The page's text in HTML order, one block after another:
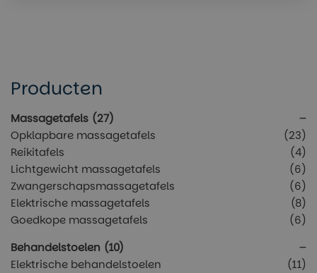
Producten
Massagetafels (27)
Opklapbare massagetafels
(23)
Reikitafels
(4)
Lichtgewicht massagetafels
(6)
Zwangerschapsmassagetafels
(6)
Elektrische massagetafels
(8)
Goedkope massagetafels
(6)
Behandelstoelen (10)
Elektrische behandelstoelen
(11)